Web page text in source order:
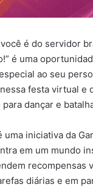
é do servidor
é uma
ao seu
festa virtual
dançar e
uma iniciativa da
em um mundo
recompensas
diárias e em